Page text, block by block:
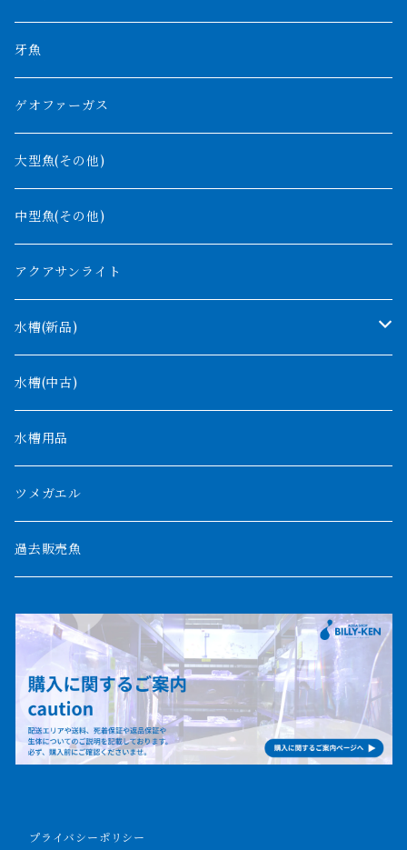
バンジャール
その他アロワナ
コウロントン
ラプラディ
ギニア
ナイジェリア
コンギクス
オルナティピンニス
コンゴ
タンガニーカ
ウィークシー
モケレンベンベ
デルヘッジ
ザイールグリーン
パルマス
ポーリー
セネガルス
ナイル川
ナイジェリア
ブリードポリプ
エンドリケリー
ビキールビキール
小型スネークヘッド
牙魚
ゲオファーガス
大型魚(その他)
中型魚(その他)
アクアサンライト
水槽(新品)
1200mm以下
1500mm
1800mm
2000mm以上
水槽(中古)
水槽用品
ツメガエル
過去販売魚
プライバシーポリシー